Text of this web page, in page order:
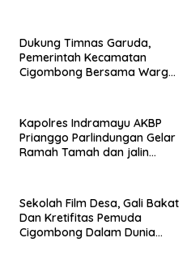
Dukung Timnas Garuda,
Pemerintah Kecamatan
Cigombong Bersama Warga
Kapolres Indramayu AKBP
Prianggo Parlindungan Gelar
Ramah Tamah dan jalin
Sekolah Film Desa, Gali Bakat
Dan Kretifitas Pemuda
Cigombong Dalam Dunia